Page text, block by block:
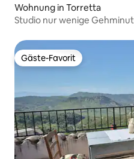
Wohnung in Torretta
Studio nur wenige
Gäste-Favorit
Gäste-Favorit